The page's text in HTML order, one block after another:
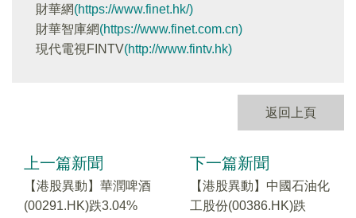
財華網(https://www.finet.hk/)
財華智庫網(https://www.finet.com.cn)
現代電視FINTV(http://www.fintv.hk)
返回上頁
上一篇新聞
【港股異動】華潤啤酒
(00291.HK)跌3.04%
下一篇新聞
【港股異動】中國石油化
工股份(00386.HK)跌